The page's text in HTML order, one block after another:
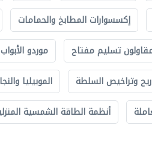
إكسسوارات المطابخ والحمامات
تسليم مفتاح موردو الأبواب
وتراخيص السلطة الموبيليا
أنظمة الطاقة الشمسية